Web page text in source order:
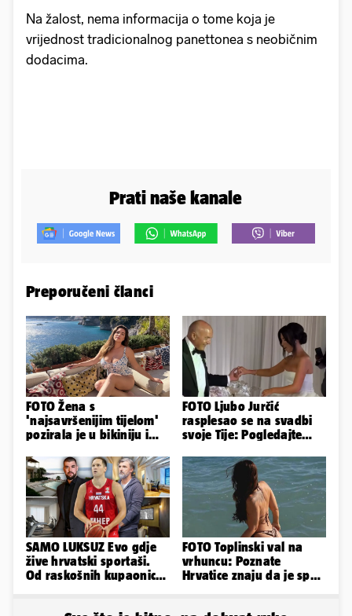
Na žalost, nema informacija o tome koja je
vrijednost tradicionalnog panettonea s neobičnim
dodacima.
Prati naše kanale
Preporučeni članci
FOTO Žena s
'najsavršenijim tijelom'
pozirala je u bikiniju i
obline...
FOTO Ljubo Jurčić
rasplesao se na svadbi
svoje Tije: Pogledajte
vjenčanje...
SAMO LUKSUZ Evo gdje
žive hrvatski sportaši.
Od raskošnih kupaonica
FOTO Toplinski val na
vrhuncu: Poznate
Hrvatice znaju da je spas